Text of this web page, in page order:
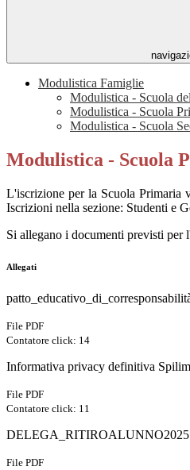
Modulistica Famiglie
Modulistica - Scuola
Modulistica - Scuola
Modulistica - Scuola
Modulistica - Scuola
L'iscrizione per la Scuola Primaria
Iscrizioni nella sezione: Studenti e
Si allegano i documenti previsti per
Allegati
File PDF
Contatore click: 14
Informativa privacy definitiva
File PDF
Contatore click: 11
File PDF